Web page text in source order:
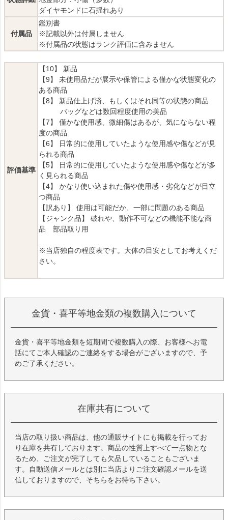
ダイヤモンドに石揺れあり
付属品
鑑別書
※記載以外は付属しません
※付属品の状態はランク評価に含みません
評価基準
【10】 新品
【9】 未使用品だが展示や保管による僅かな状態変化の
ある商品
【8】 新品仕上げ済、もしくはそれ同等の状態の商品
バッグなどは数回程度使用の美品
【7】 僅かな使用感、微細傷はあるが、気にならない程
度の商品
【6】 日常的に使用していたような使用感や傷などが見
られる商品
【5】 日常的に使用していたような使用感や傷などが多
く見られる商品
【4】 かなり使い込まれた傷や使用感・劣化などが目立
つ商品
【訳あり】 使用は可能だか、一部に問題のある商品
【ジャンク品】 破れや、動作不可などの機能不能な商
品 部品取り用
※当店独自の程度表です。大体の目安としてお考えくだ
さい。
金貨・喜平等地金類の複数購入について
金貨・喜平等地金類を短期間で複数購入の際、お客様へお電
話にてご本人確認のご連絡をする場合がございますので、予
めご了承ください。
在庫共有について
当店の取り扱い商品は、他の通販サイトにも掲載を行ってお
り在庫を共有しております。商品の性質上すべて一点物とな
るため、ご注文が完了しても欠品していることもございま
す。自動送信メールとは別に当店よりご注文確認メールを送
信しておりますので、そちらをお待ち下さい。